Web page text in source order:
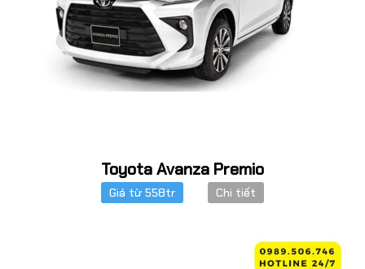
Toyota Avanza Premio
Giá từ 558tr Chi tiết